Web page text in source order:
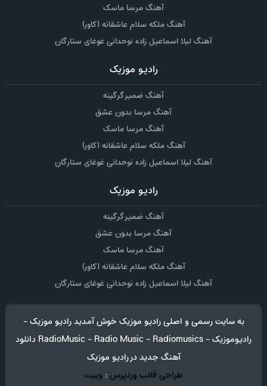
آهنگ مرسا ماسک
آهنگ ملکه سلام عاشقانه (کاور)
آهنگ لیلا اسماعیل زاده نوحدانی غوغای ستارگان
رادیو موزیک
آهنگ ضمیر گرگینه
آهنگ مرسا بدون عشق
آهنگ مرسا ماسک
آهنگ ملکه سلام عاشقانه (کاور)
آهنگ لیلا اسماعیل زاده نوحدانی غوغای ستارگان
رادیو موزیک
آهنگ ضمیر گرگینه
آهنگ مرسا بدون عشق
آهنگ مرسا ماسک
آهنگ ملکه سلام عاشقانه (کاور)
آهنگ لیلا اسماعیل زاده نوحدانی غوغای ستارگان
به سایت رسمی و اصلی رادیو موزیک خوش آمدید رادیو موزیک -
رادیوموزیک - RadioMusic - Radio Music - Radiomusics دانلود
آهنگ جدید در رادیو موزیک
طراحی قالب وردپرس: وبیت